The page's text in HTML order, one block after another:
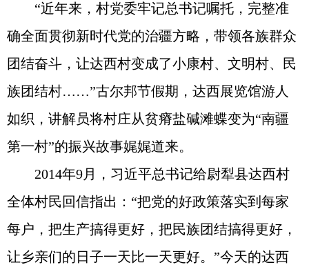
“近年来，村党委牢记总书记嘱托，完整准
确全面贯彻新时代党的治疆方略，带领各族群众
团结奋斗，让达西村变成了小康村、文明村、民
族团结村……”古尔邦节假期，达西展览馆游人
如织，讲解员将村庄从贫瘠盐碱滩蝶变为“南疆
第一村”的振兴故事娓娓道来。
2014年9月，习近平总书记给尉犁县达西村
全体村民回信指出：“把党的好政策落实到每家
每户，把生产搞得更好，把民族团结搞得更好，
让乡亲们的日子一天比一天更好。”今天的达西